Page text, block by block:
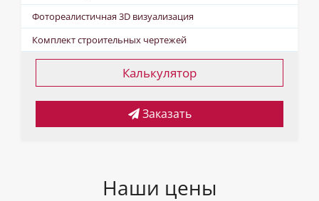
Фотореалистичная 3D визуализация
Комплект строительных чертежей
Калькулятор
Заказать
Наши цены